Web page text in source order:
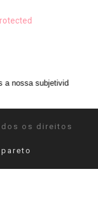
ANAIS NIN
os direitos